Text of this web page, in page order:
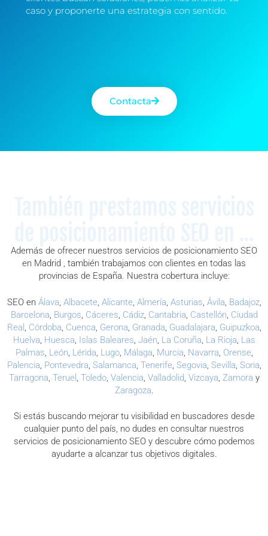
caso y proponerte una estrategia con sentido.
Contacta
Además de ofrecer nuestros servicios de posicionamiento SEO
en Madrid , también trabajamos con clientes en todas las
provincias de España. Nuestra cobertura incluye:
SEO en Álava, Albacete, Alicante, Almería, Asturias, Ávila, Badajoz,
Barcelona, Burgos, Cáceres, Cádiz, Cantabria, Castellón, Ciudad
Real , Córdoba, Cuenca, Gerona, Granada, Guadalajara, Guipuzkoa,
Huelva, Huesca, Islas Baleares, Jaén, La Coruña, La Rioja, Las
Palmas, León, Lérida, Lugo, Málaga, Murcia, Navarra, Orense,
Palencia, Pontevedra, Salamanca, Tenerife, Segovia, Sevilla, Soria,
Tarragona, Teruel , Toledo, Valencia, Valladolid, Vizcaya, Zamora y
Zaragoza.
Si estás buscando mejorar tu visibilidad en buscadores desde
cualquier punto del país, no dudes en consultar nuestros
servicios de posicionamiento SEO y descubre cómo podemos
ayudarte a alcanzar tus objetivos digitales.